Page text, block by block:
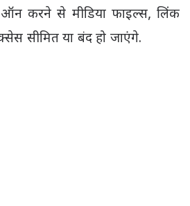
करने से मीडिया फाइल्स, लिंक
सीमित या बंद हो जाएंगे.